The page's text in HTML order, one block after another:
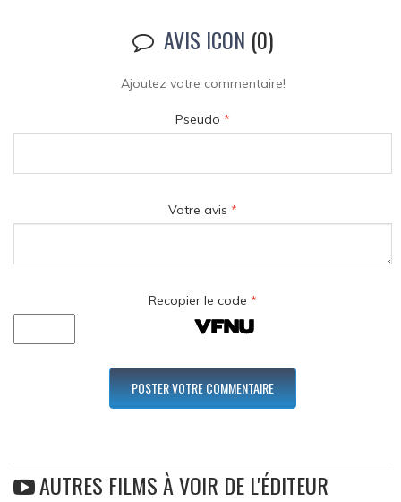
AVIS ICON (0)
Ajoutez votre commentaire!
Pseudo *
Votre avis *
Recopier le code *
AUTRES FILMS À VOIR DE L'ÉDITEUR